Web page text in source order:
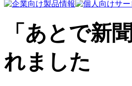
「あとで新
れました